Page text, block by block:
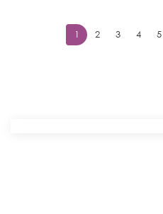
1 2 3 4 5